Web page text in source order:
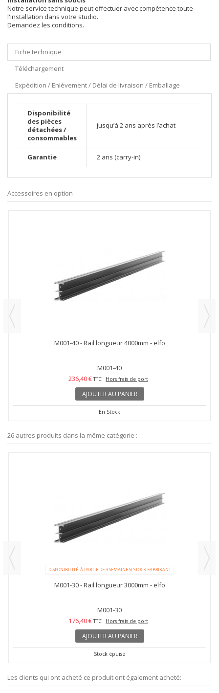
Notre service technique peut effectuer avec compétence toute
l'installation dans votre studio.
Demandez les conditions.
Fiche technique
Téléchargement
Expédition / Enlèvement / Délai de livraison / Emballage
Disponibilité
des pièces
détachées /
consommables
jusqu’à 2 ans après l’achat
Garantie 2 ans (carry-in)
Accessoires en option
M001-40 - Rail longueur 4000mm - elfo
M001-40
236,40 € TTC Hors frais de port
AJOUTER AU PANIER
En Stock
26 autres produits dans la même catégorie :
DISPONIBILITÉ: À PARTIR DE 3 SEMAINE SI STOCK FABRIKANT
M001-30 - Rail longueur 3000mm - elfo
M001-30
176,40 € TTC Hors frais de port
AJOUTER AU PANIER
Stock épuisé
Les clients qui ont acheté ce produit ont également acheté: